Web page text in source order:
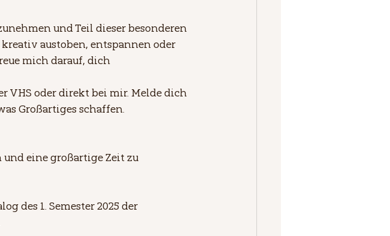
und Teil dieser besonderen
austoben, entspannen oder
mich darauf, dich
VHS oder direkt bei mir. Melde dich
Großartiges schaffen.
eine großartige Zeit zu
des 1. Semester 2025 der